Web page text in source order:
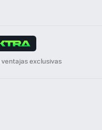
exclusivas